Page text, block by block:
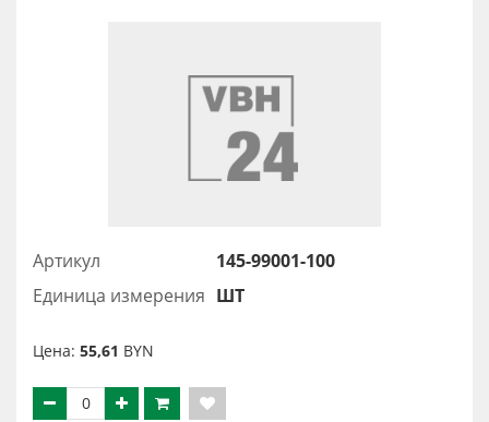
Артикул
145-99001-100
Единица измерения ШТ
Цена: 55,61 BYN